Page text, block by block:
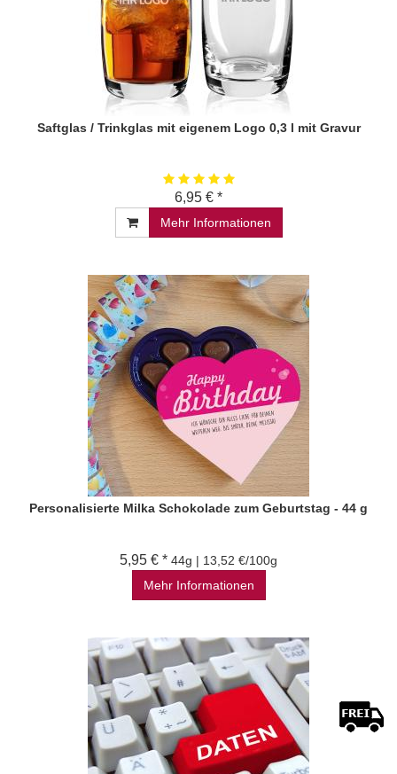
Saftglas / Trinkglas mit eigenem Logo 0,3 l mit Gravur
6,95 € *
Mehr Informationen
Personalisierte Milka Schokolade zum Geburtstag - 44 g
5,95 € * 44g | 13,52 €/100g
Mehr Informationen